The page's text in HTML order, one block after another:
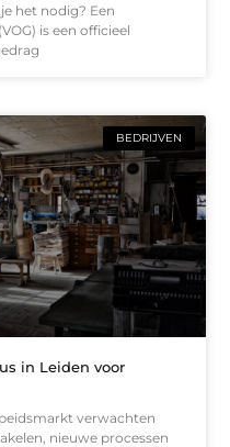
het nodig? Een
is een officieel
BEDRIJVEN
in Leiden voor
verwachten
nieuwe processen